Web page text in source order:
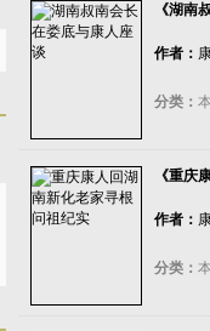
《湖南
作者：
分类：
《重庆
作者：
分类：